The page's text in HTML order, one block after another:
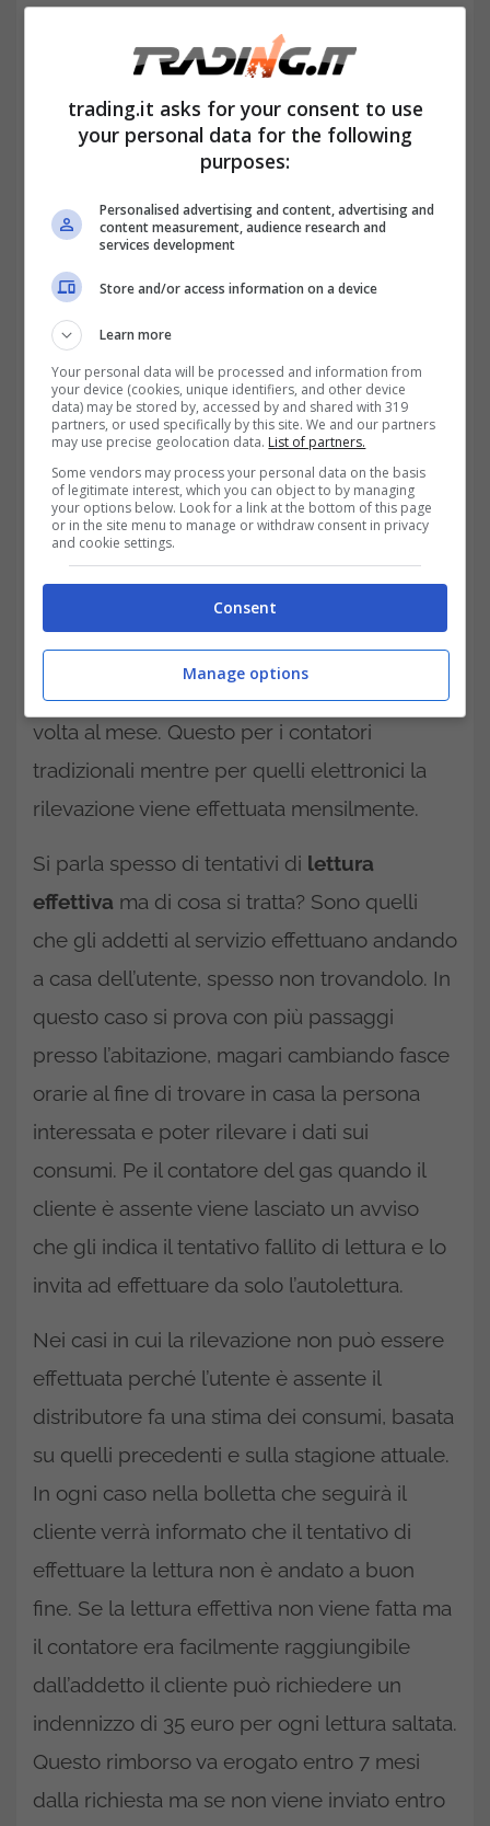
Per consumi maggiori ai 5000 Smc/anno
almeno 1 volta al mese.
Discorso diverso per la
lettura dei contatori
della luce. Per gli utenti che hanno una
potenza disponibile fino a 16,5 kW il
distributore deve effettuare un tentativo di
lettura del contatore almeno 1 volta ogni 4
mesi. Per i clienti con una potenza maggiore
invece la lettura dovrà essere fatta almeno 1
volta al mese. Questo per i contatori
tradizionali mentre per quelli elettronici la
rilevazione viene effettuata mensilmente.
Si parla spesso di tentativi di lettura
effettiva ma di cosa si tratta? Sono quelli
che gli addetti al servizio effettuano andando
a casa dell’utente, spesso non trovandolo. In
questo caso si prova con più passaggi
presso l’abitazione, magari cambiando fasce
orarie al fine di trovare in casa la persona
interessata e poter rilevare i dati sui
consumi. Pe il contatore del gas quando il
cliente è assente viene lasciato un avviso
che gli indica il tentativo fallito di lettura e lo
invita ad effettuare da solo l’autolettura.
Nei casi in cui la rilevazione non può essere
effettuata perché l’utente è assente il
distributore fa una stima dei consumi, basata
su quelli precedenti e sulla stagione attuale.
In ogni caso nella bolletta che seguirà il
cliente verrà informato che il tentativo di
effettuare la lettura non è andato a buon
fine. Se la lettura effettiva non viene fatta ma
il contatore era facilmente raggiungibile
dall’addetto il cliente può richiedere un
indennizzo di 35 euro per ogni lettura saltata.
Questo rimborso va erogato entro 7 mesi
dalla richiesta ma se non viene inviato entro
trading.it asks for your consent to use
your personal data for the following
purposes:
Personalised advertising and content, advertising and
content measurement, audience research and
services development
Store and/or access information on a device
Learn more
Your personal data will be processed and information from
your device (cookies, unique identifiers, and other device
data) may be stored by, accessed by and shared with 319
partners, or used specifically by this site. We and our partners
may use precise geolocation data. List of partners.
Some vendors may process your personal data on the basis
of legitimate interest, which you can object to by managing
your options below. Look for a link at the bottom of this page
or in the site menu to manage or withdraw consent in privacy
and cookie settings.
Consent
Manage options